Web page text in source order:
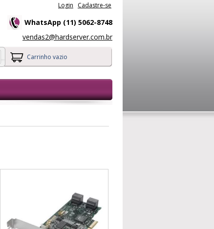
Login Cadastre-se
WhatsApp (11) 5062-8748
vendas2@hardserver.com.br
Carrinho vazio